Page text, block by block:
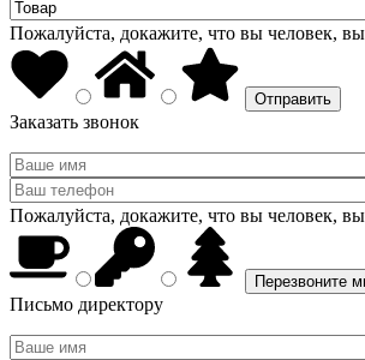
Пожалуйста, докажите, что вы человек,
Заказать звонок
Пожалуйста, докажите, что вы человек,
Письмо директору